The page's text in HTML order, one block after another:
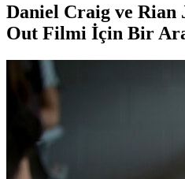
Daniel Craig ve Rian
Out Filmi İçin Bir